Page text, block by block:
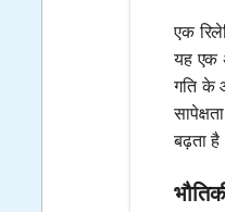
एक
यह एक
गति के
बढ़ता